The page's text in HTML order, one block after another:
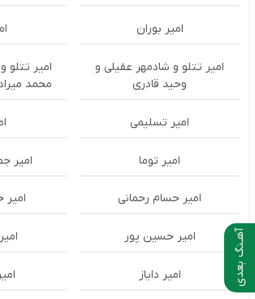
آهـنگ بعدی
امیر بوران
امیر تتلو و شادمهر عقیلی و
وحید قادری
امیر
محمد
امیر تسلیمی
امیر توما امیر
امیر حسام رحمانی امیر
امیر حسین پور
امیر دایاز